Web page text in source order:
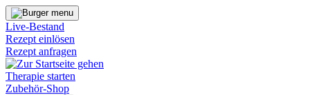
Live-Bestand
Rezept einlösen
Rezept anfragen
Therapie starten
Zubehör-Shop